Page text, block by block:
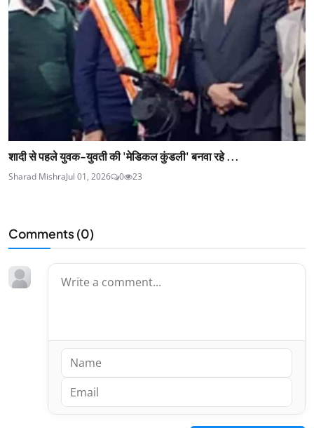
शादी से पहले युवक-युवती की 'मेडिकल कुंडली' बनवा रहे ...
Sharad MishraJul 01, 2026 0 23
Comments (0)